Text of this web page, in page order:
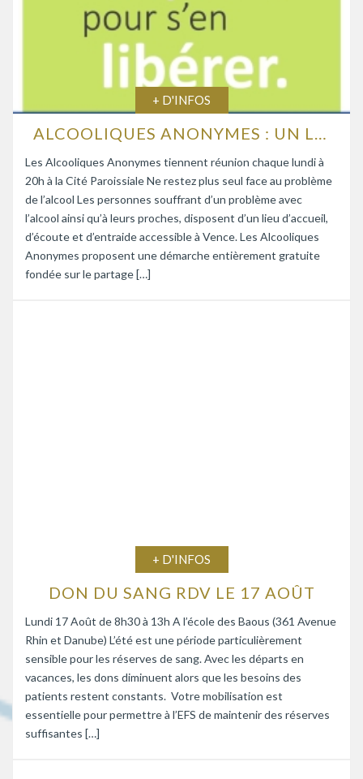
+ D'INFOS
ALCOOLIQUES ANONYMES : UN LIEU D’ÉCOUTE ET D’ENTRAIDE
Les Alcooliques Anonymes tiennent réunion chaque lundi à
20h à la Cité Paroissiale Ne restez plus seul face au problème
de l’alcool Les personnes souffrant d’un problème avec
l’alcool ainsi qu’à leurs proches, disposent d’un lieu d’accueil,
d’écoute et d’entraide accessible à Vence. Les Alcooliques
Anonymes proposent une démarche entièrement gratuite
fondée sur le partage […]
+ D'INFOS
DON DU SANG RDV LE 17 AOÛT
Lundi 17 Août de 8h30 à 13h A l’école des Baous (361 Avenue
Rhin et Danube) L’été est une période particulièrement
sensible pour les réserves de sang. Avec les départs en
vacances, les dons diminuent alors que les besoins des
patients restent constants. Votre mobilisation est
essentielle pour permettre à l’EFS de maintenir des réserves
suffisantes […]